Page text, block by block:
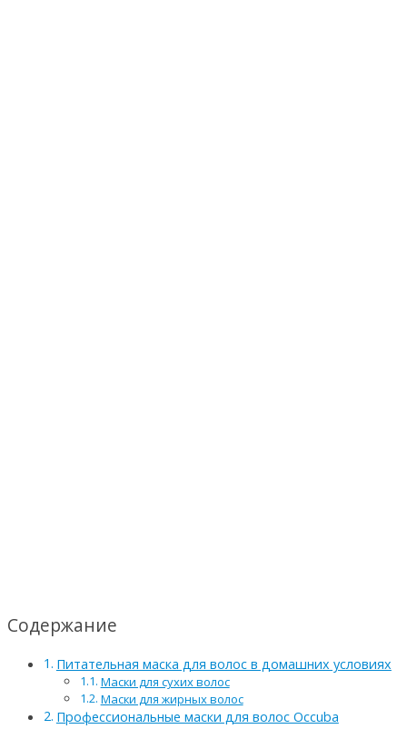
Содержание
Питательная маска для волос в домашних условиях
Маски для сухих волос
Маски для жирных волос
Профессиональные маски для волос Occuba